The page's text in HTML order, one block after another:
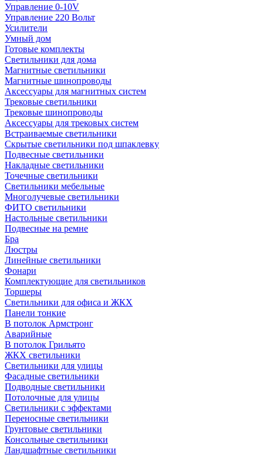
Управление 0-10V
Управление 220 Вольт
Усилители
Умный дом
Готовые комплекты
Светильники для дома
Магнитные светильники
Магнитные шинопроводы
Аксессуары для магнитных систем
Трековые светильники
Трековые шинопроводы
Аксессуары для трековых систем
Встраиваемые светильники
Скрытые светильники под шпаклевку
Подвесные светильники
Накладные светильники
Точечные светильники
Светильники мебельные
Многолучевые светильники
ФИТО светильники
Настольные светильники
Подвесные на ремне
Бра
Люстры
Линейные светильники
Фонари
Комплектующие для светильников
Торшеры
Светильники для офиса и ЖКХ
Панели тонкие
В потолок Армстронг
Аварийные
В потолок Грильято
ЖКХ светильники
Светильники для улицы
Фасадные светильники
Подводные светильники
Потолочные для улицы
Светильники с эффектами
Переносные светильники
Грунтовые светильники
Консольные светильники
Ландшафтные светильники